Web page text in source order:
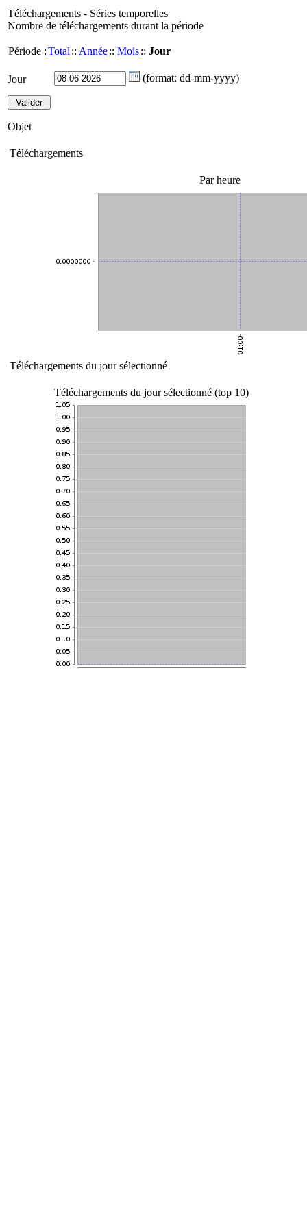
Téléchargements - Séries temporelles
Nombre de téléchargements durant la période
Période :Total :: Année:: Mois:: Jour
Jour (format: dd-mm-yyyy)
Objet
Téléchargements
Par heure
Téléchargements du jour sélectionné
Téléchargements du jour sélectionné (top 10)